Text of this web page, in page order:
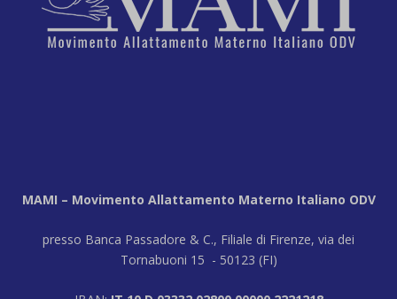
MAMI – Movimento Allattamento Materno Italiano ODV
presso Banca Passadore & C., Filiale di Firenze, via dei
Tornabuoni 15 - 50123 (FI)